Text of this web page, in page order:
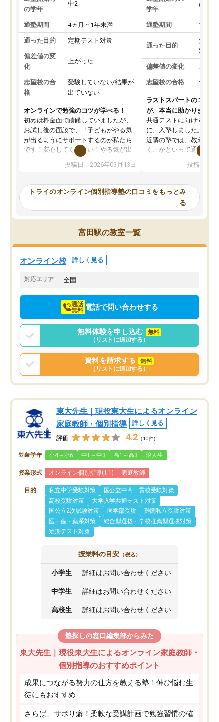
の学年
中2
通塾期間 4ヵ月～1年未満
通った目的 定期テスト対策
偏差値の変
化
上がった
志望校の合
格
受験していない/結果が
出ていない
オンラインで勉強のコツが学べる！
初めは料金面で躊躇していましたが、
お試し後の面談で、「子どもがやる気
が出るようにサポートするのが私たち
です！安心してください！やる気が出
ないのは私たち講師の責任です」と言
ってくださり、確かに！と考えて、思
ったんですが、学生の先生から学ぶこ
み、徐々に成績が上がったらいいなと
思っていました。何が今足りないのか
を的確に指導いただき、子どももびっ
くりするほど楽しんでやる気を持って
塾を受けています。狙い通り、少しず
つ成績も上がり、苦手意識も無くなっ
てきたので、さらに苦手な数学も追加
でお願いしました。来年の高校受験に
投稿日：2026年03月13日
学年
高3
通塾期間 1～3
通った目的
大学
対策
偏差値の変化
志望校の合格 合格
ラストスパートの１か月
が、本当に助かりました
共通テストに向けての追
に、入塾しました。田舎
近隣の塾では、教えても
く、かといって通うには
可能なので本当に助か
らないところをピンポイ
頂いて、とてもわかり
していました。一生を
スト、多少お金がかかっ
投稿日：
トライのオンライン個別指導塾の口コミをもっとみ
る
富田駅の教室一覧
オンライン校 詳しく見る
対応エリア 全国
通話
無料 電話で問い合わせする
無料体験を申し込む
無料
（リストに追加する）
資料を請求する
無料
（リストに追加する）
東大先生｜現役東大生によるオンライン
家庭教師・個別指導
詳しく見る
評価 4.2 （10件）
対象学年 小4～小6 中1～中3 高1～高3 浪人生
授業形式 オンライン個別指導(1:1) 家庭教師
目的 私立中学受験対策
国公立中高一貫校受験対策
高校受験対策
大学入学共通テスト対策
国公立2次試験対策
医学部受験
難関私立受験対策
医・歯・薬系対策
総合型選抜・学校推薦型選抜対策
定期テスト対策
授業料の目安 （税込）
小学生 詳細はお問い合わせください
中学生 詳細はお問い合わせください
高校生 詳細はお問い合わせください
塾探しの窓口編集部からみた
東大先生｜現役東大生によるオンライン家庭教師・
個別指導のおすすめポイント
成果につながる努力の仕方を教える塾！伸び悩む生
徒にもおすすめ
さらば、サボり癖！柔軟な受講計画で勉強習慣の確